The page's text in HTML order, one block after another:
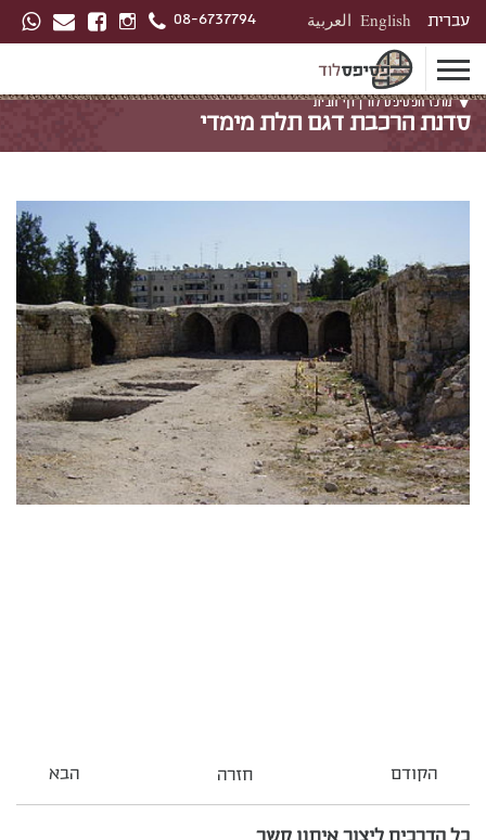
עברית English العربية 08-6737794
מרכז הפסיפס לוד |דף הבית
סדנת הרכבת דגם תלת מימדי
הקודם חזרה הבא